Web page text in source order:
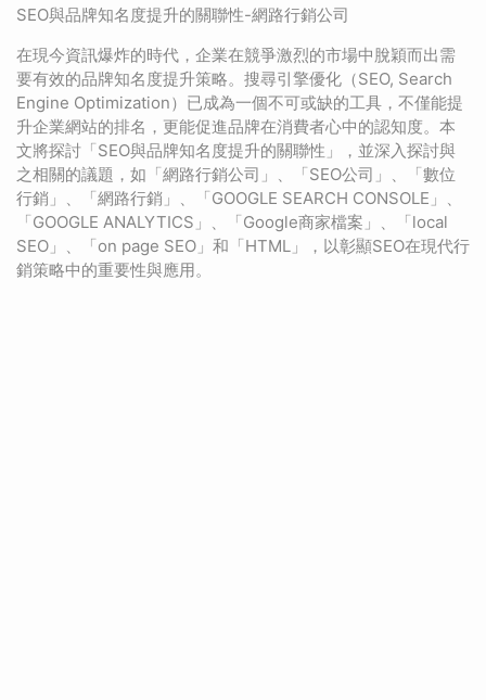
SEO與品牌知名度提升的關聯性-網路行銷公司
在現今資訊爆炸的時代，企業在競爭激烈的市場中脫穎而出需
要有效的品牌知名度提升策略。搜尋引擎優化（SEO, Search
Engine Optimization）已成為一個不可或缺的工具，不僅能提
升企業網站的排名，更能促進品牌在消費者心中的認知度。本
文將探討「SEO與品牌知名度提升的關聯性」，並深入探討與
之相關的議題，如「網路行銷公司」、「SEO公司」、「數位
行銷」、「網路行銷」、「GOOGLE SEARCH CONSOLE」、
「GOOGLE ANALYTICS」、「Google商家檔案」、「local
SEO」、「on page SEO」和「HTML」，以彰顯SEO在現代行
銷策略中的重要性與應用。